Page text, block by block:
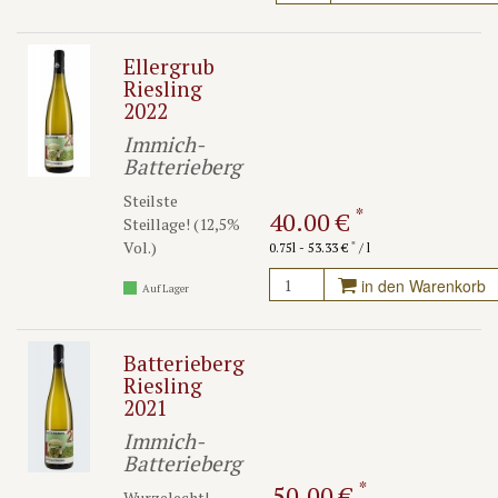
Ellergrub
Riesling
2022
Immich-
Batterieberg
Steilste
Steillage! (12,5%
Vol.)
Auf Lager
40.00 € *
0.75l - 53.33 € */ l
in den Warenkorb
Batterieberg
Riesling
2021
Immich-
Batterieberg
*